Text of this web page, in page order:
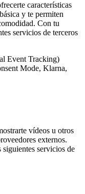
características
y te permiten
Con tu
servicios de terceros
Event Tracking)
Mode, Klarna,
vídeos u otros
externos.
servicios de